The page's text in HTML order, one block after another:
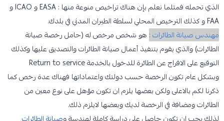
الذي تحمله فمثلما نعلم بإن هناك تراخيص منوعة منها : EASA و ICAO و
FAA و كذلك الترخيص المحلي لسلطة الطيران المدني في بلدك.
مهندس صيانة الطائرات : هو شخص مرخص له (حامل رخصة صيانة
الطائرات) والذي يقوم بتنفيذ أعمال صيانة الطائرات والتصديق عليها وكذلك
التوقيع على الافراج عن الطائرة للدخول بالخدمة Return to service
وبشكل عام تكون الرخصة حسب دولتك واعتماداتها فهناك عدة رخص كما
ذكرنا لكم بالاعلى ولكن بعضها يلزم ان تكون مؤهل على نوع معين من
الطائرات ومضافة في الرخصة لديك وبعضها لايلزم ذلك.